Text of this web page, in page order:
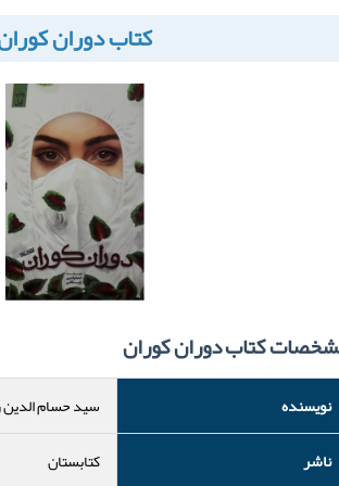
کتاب دوران
کتاب دوران کوران
نویسنده
سید حسام الدین
ناشر
کتابستان